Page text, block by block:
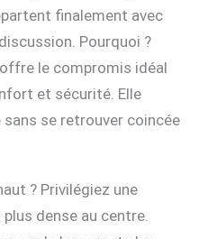
finalement avec
Pourquoi ?
le compromis idéal
et sécurité. Elle
se retrouver coincée
? Privilégiez une
dense au centre.